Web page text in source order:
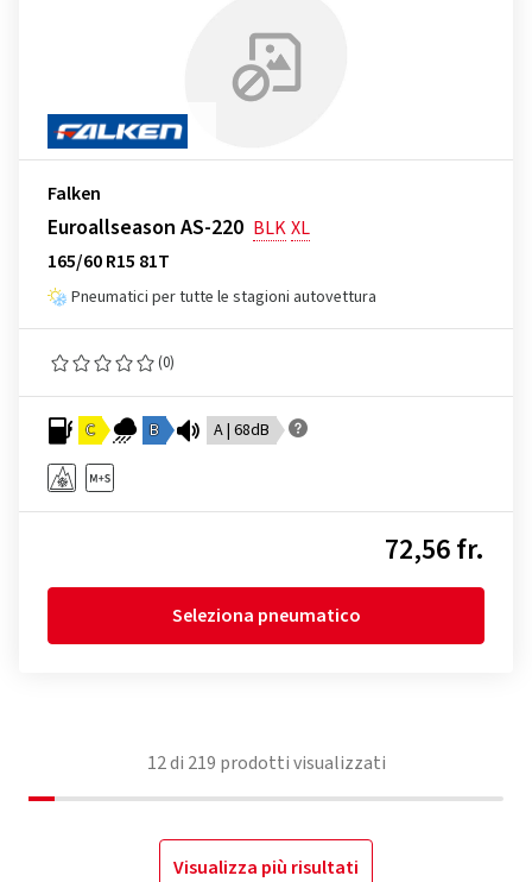
Falken
Euroallseason AS-220 BLKXL
165/60 R15 81T
Pneumatici per tutte le stagioni autovettura
(0)
C B A | 68dB
72,56 fr.
Seleziona pneumatico
12di 219 prodotti visualizzati
Visualizza più risultati